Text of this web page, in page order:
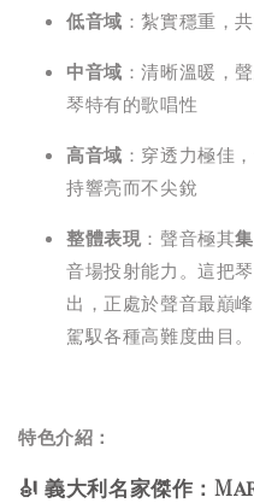
低音域 ：紮實穩重，
中音域 ：清晰溫暖，
琴特有的歌唱性
高音域 ：穿透力極佳
持響亮而不尖銳
整體表現 ：聲音極其
音場投射能力。這把
出，正處於聲音最巔
駕馭各種高難度曲目。
特色介紹：
🎻 義大利名家傑作：